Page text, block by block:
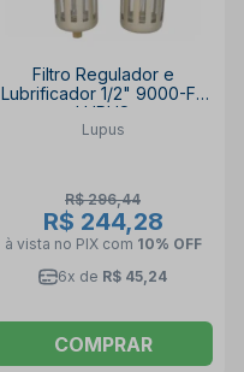
Filtro Regulador e
Lubrificador 1/2" 9000-FE
LUPUS
Lupus
R$ 296,44
R$ 244,28
à vista no PIX com 10% OFF
6x de R$ 45,24
COMPRAR